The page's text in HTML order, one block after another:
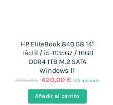
HP EliteBook 840 G8 14″
Táctil / i5-1135G7 / 16GB
DDR4 1TB M.2 SATA
Windows 11
899,00€ El
original
era:
420,00€El
actual
es:
IVA incluido
Añadir al carrito